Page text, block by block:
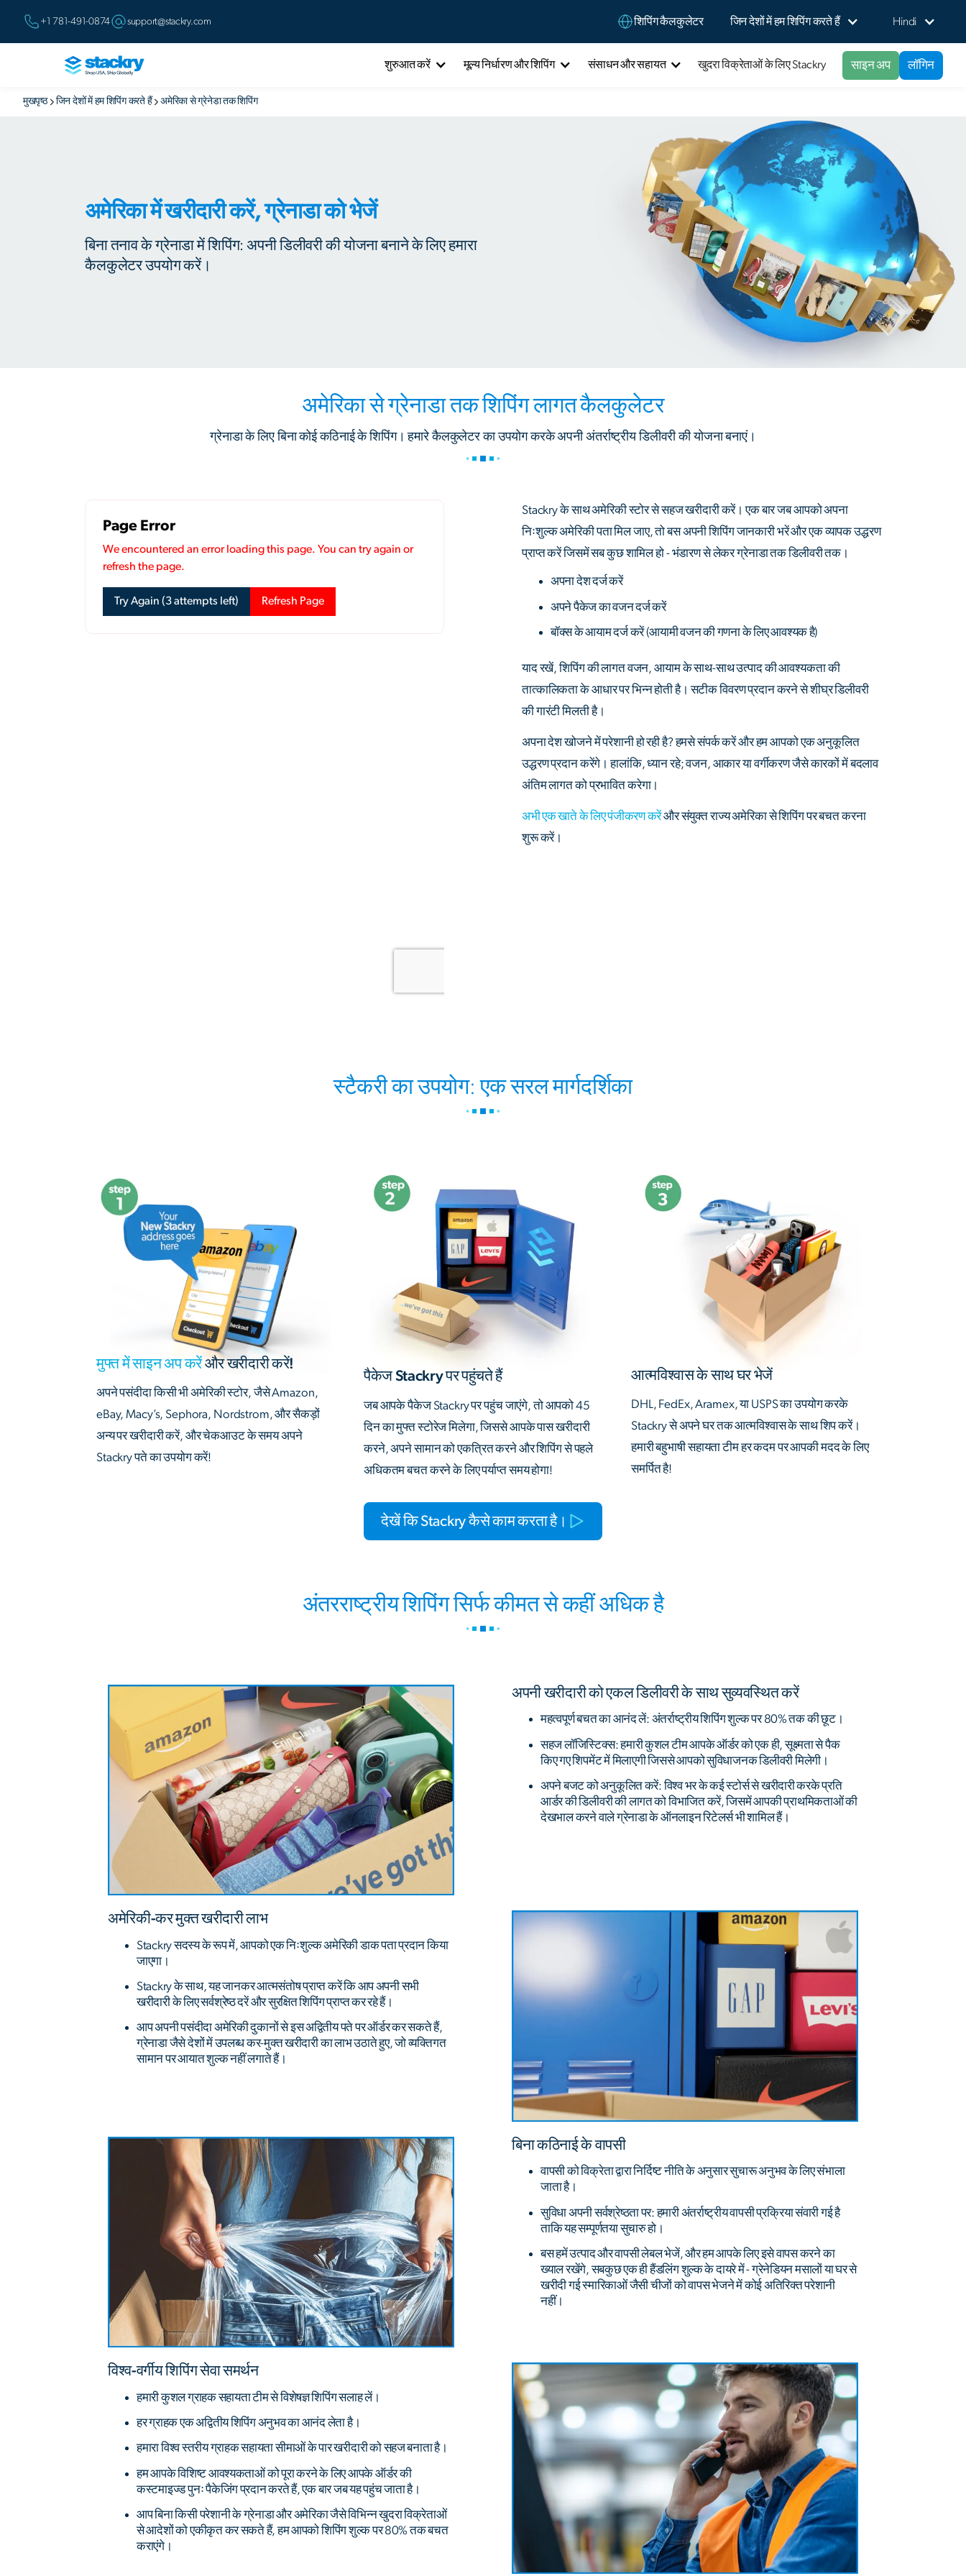
+1 781-491-0874 support@stackry.com शिपिंग कैलकुलेटर जिन देशों में हम शिपिंग करते हैं Hindi
शुरुआत करें मूल्य निर्धारण और शिपिंग संसाधन और सहायत खुदरा विक्रेताओं के लिए Stackry साइन अप लॉगिन
मुखपृष्ठ जिन देशों में हम शिपिंग करते हैं अमेरिका से ग्रेनेडा तक शिपिंग
अमेरिका में खरीदारी करें, ग्रेनाडा को भेजें
बिना तनाव के ग्रेनाडा में शिपिंग: अपनी डिलीवरी की योजना बनाने के लिए हमारा
कैलकुलेटर उपयोग करें।
अमेरिका से ग्रेनाडा तक शिपिंग लागत कैलकुलेटर
ग्रेनाडा के लिए बिना कोई कठिनाई के शिपिंग। हमारे कैलकुलेटर का उपयोग करके अपनी अंतर्राष्ट्रीय डिलीवरी की योजना बनाएं।
Stackry के साथ अमेरिकी स्टोर से सहज खरीदारी करें। एक बार जब आपको अपना
निःशुल्क अमेरिकी पता मिल जाए, तो बस अपनी शिपिंग जानकारी भरें और एक व्यापक उद्धरण
प्राप्त करें जिसमें सब कुछ शामिल हो - भंडारण से लेकर ग्रेनाडा तक डिलीवरी तक।
अपना देश दर्ज करें
अपने पैकेज का वजन दर्ज करें
बॉक्स के आयाम दर्ज करें(आयामी वजन की गणना के लिए आवश्यक है)
याद रखें, शिपिंग की लागत वजन, आयाम के साथ-साथ उत्पाद की आवश्यकता की
तात्कालिकता के आधार पर भिन्न होती है। सटीक विवरण प्रदान करने से शीघ्र डिलीवरी
की गारंटी मिलती है।
अपना देश खोजने में परेशानी हो रही है? हमसे संपर्क करें और हम आपको एक अनुकूलित
उद्धरण प्रदान करेंगे। हालांकि, ध्यान रहे; वजन, आकार या वर्गीकरण जैसे कारकों में बदलाव
अंतिम लागत को प्रभावित करेगा।
अभी एक खाते के लिए पंजीकरण करेंऔर संयुक्त राज्य अमेरिका से शिपिंग पर बचत करना
शुरू करें।
स्टैकरी का उपयोग: एक सरल मार्गदर्शिका
मुफ्त में साइन अप करेंऔर खरीदारी करें!
अपने पसंदीदा किसी भी अमेरिकी स्टोर, जैसे Amazon,
eBay, Macy’s, Sephora, Nordstrom, और सैकड़ों
अन्य पर खरीदारी करें, और चेकआउट के समय अपने
Stackry पते का उपयोग करें!
पैकेज Stackry पर पहुंचते हैं
जब आपके पैकेज Stackry पर पहुंच जाएंगे, तो आपको 45
दिन का मुफ्त स्टोरेज मिलेगा, जिससे आपके पास खरीदारी
करने, अपने सामान को एकत्रित करने और शिपिंग से पहले
अधिकतम बचत करने के लिए पर्याप्त समय होगा!
आत्मविश्वास के साथ घर भेजें
DHL, FedEx, Aramex, या USPS का उपयोग करके
Stackry से अपने घर तक आत्मविश्वास के साथ शिप करें।
हमारी बहुभाषी सहायता टीम हर कदम पर आपकी मदद के लिए
समर्पित है!
देखें कि Stackry कैसे काम करता है।
अंतरराष्ट्रीय शिपिंग सिर्फ कीमत से कहीं अधिक है
अपनी खरीदारी को एकल डिलीवरी के साथ सुव्यवस्थित करें
महत्वपूर्ण बचत का आनंद लें: अंतर्राष्ट्रीय शिपिंग शुल्क पर 80% तक की छूट।
सहज लॉजिस्टिक्स: हमारी कुशल टीम आपके ऑर्डर को एक ही, सूक्ष्मता से पैक
किए गए शिपमेंट में मिलाएगी जिससे आपको सुविधाजनक डिलीवरी मिलेगी।
अपने बजट को अनुकूलित करें: विश्व भर के कई स्टोर्स से खरीदारी करके प्रति
आर्डर की डिलीवरी की लागत को विभाजित करें, जिसमें आपकी प्राथमिकताओं की
देखभाल करने वाले ग्रेनाडा के ऑनलाइन रिटेलर्स भी शामिल हैं।
अमेरिकी-कर मुक्त खरीदारी लाभ
Stackry सदस्य के रूप में, आपको एक निःशुल्क अमेरिकी डाक पता प्रदान किया
जाएगा।
Stackry के साथ, यह जानकर आत्मसंतोष प्राप्त करें कि आप अपनी सभी
खरीदारी के लिए सर्वश्रेष्ठ दरें और सुरक्षित शिपिंग प्राप्त कर रहे हैं।
आप अपनी पसंदीदा अमेरिकी दुकानों से इस अद्वितीय पते पर ऑर्डर कर सकते हैं,
ग्रेनाडा जैसे देशों में उपलब्ध कर-मुक्त खरीदारी का लाभ उठाते हुए, जो व्यक्तिगत
सामान पर आयात शुल्क नहीं लगाते हैं।
बिना कठिनाई के वापसी
वापसी को विक्रेता द्वारा निर्दिष्ट नीति के अनुसार सुचारू अनुभव के लिए संभाला
जाता है।
सुविधा अपनी सर्वश्रेष्ठता पर: हमारी अंतर्राष्ट्रीय वापसी प्रक्रिया संवारी गई है
ताकि यह सम्पूर्णतया सुचारु हो।
बस हमें उत्पाद और वापसी लेबल भेजें, और हम आपके लिए इसे वापस करने का
ख्याल रखेंगे, सबकुछ एक ही हैंडलिंग शुल्क के दायरे में - ग्रेनेडियन मसालों या घर से
खरीदी गई स्मारिकाओं जैसी चीजों को वापस भेजने में कोई अतिरिक्त परेशानी
नहीं।
विश्व-वर्गीय शिपिंग सेवा समर्थन
हमारी कुशल ग्राहक सहायता टीम से विशेषज्ञ शिपिंग सलाह लें।
हर ग्राहक एक अद्वितीय शिपिंग अनुभव का आनंद लेता है।
हमारा विश्व स्तरीय ग्राहक सहायता सीमाओं के पार खरीदारी को सहज बनाता है।
हम आपके विशिष्ट आवश्यकताओं को पूरा करने के लिए आपके ऑर्डर की
कस्टमाइज्ड पुनः पैकेजिंग प्रदान करते हैं, एक बार जब यह पहुंच जाता है।
आप बिना किसी परेशानी के ग्रेनाडा और अमेरिका जैसे विभिन्न खुदरा विक्रेताओं
से आदेशों को एकीकृत कर सकते हैं, हम आपको शिपिंग शुल्क पर 80% तक बचत
कराएंगे।